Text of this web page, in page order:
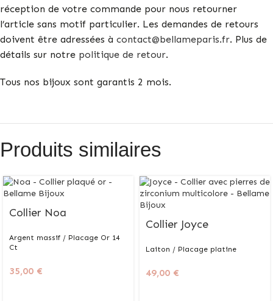
réception de votre commande pour nous retourner
l’article sans motif particulier. Les demandes de retours
doivent être adressées à contact@bellameparis.fr. Plus de
détails sur notre politique de retour.
Tous nos bijoux sont garantis 2 mois.
Produits similaires
Collier Noa
Argent massif / Placage Or 14
Ct
35,00 €
Collier Joyce
Laiton / Placage platine
49,00 €